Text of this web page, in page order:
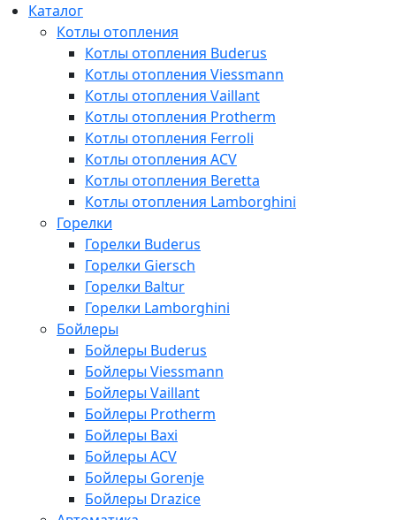
Каталог
Котлы отопления
Котлы отопления Buderus
Котлы отопления Viessmann
Котлы отопления Vaillant
Котлы отопления Protherm
Котлы отопления Ferroli
Котлы отопления ACV
Котлы отопления Beretta
Котлы отопления Lamborghini
Горелки
Горелки Buderus
Горелки Giersch
Горелки Baltur
Горелки Lamborghini
Бойлеры
Бойлеры Buderus
Бойлеры Viessmann
Бойлеры Vaillant
Бойлеры Protherm
Бойлеры Baxi
Бойлеры ACV
Бойлеры Gorenje
Бойлеры Drazice